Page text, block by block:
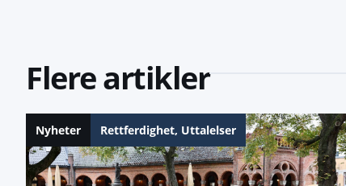
Flere artikler
Nyheter Rettferdighet, Uttalelser